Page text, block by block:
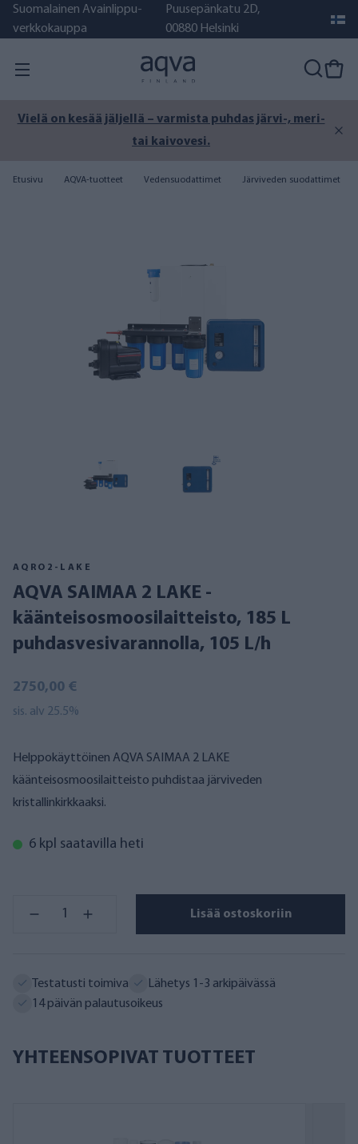
Suomalainen Avainlippu-
verkkokauppa
Puusepänkatu 2D,
00880 Helsinki
Vielä on kesää jäljellä – varmista puhdas järvi-, meri-
tai kaivovesi.
Etusivu AQVA-tuotteet Vedensuodattimet Järviveden suodattimet
AQRO2-LAKE
AQVA SAIMAA 2 LAKE -
käänteisosmoosilaitteisto, 185 L
puhdasvesivarannolla, 105 L/h
2750,00 €
sis. alv 25.5%
Helppokäyttöinen AQVA SAIMAA 2 LAKE
käänteisosmoosilaitteisto puhdistaa järviveden
kristallinkirkkaaksi.
6 kpl saatavilla heti
Lisää ostoskoriin
Testatusti toimiva
Lähetys 1-3 arkipäivässä
14 päivän palautusoikeus
YHTEENSOPIVAT TUOTTEET